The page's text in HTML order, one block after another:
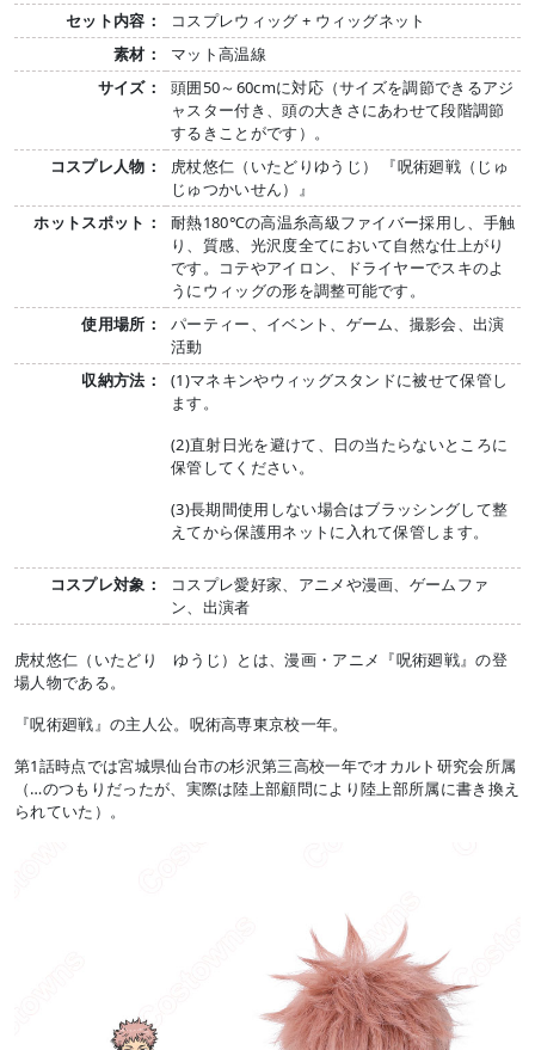
セット内容：
コスプレウィッグ + ウィッグネット
素材：
マット高温線
サイズ：
頭囲50～60cmに対応（サイズを調節できるアジ
ャスター付き、頭の大きさにあわせて段階調節
するきことがです）。
コスプレ人物：
虎杖悠仁（いたどりゆうじ） 『呪術廻戦（じゅ
じゅつかいせん）』
ホットスポット：
耐熱180℃の高温糸高級ファイバー採用し、手触
り、質感、光沢度全てにおいて自然な仕上がり
です。コテやアイロン、ドライヤーでスキのよ
うにウィッグの形を調整可能です。
使用場所：
パーティー、イベント、ゲーム、撮影会、出演
活動
収納方法：
(1)マネキンやウィッグスタンドに被せて保管し
ます。
(2)直射日光を避けて、日の当たらないところに
保管してください。
(3)長期間使用しない場合はブラッシングして整
えてから保護用ネットに入れて保管します。
コスプレ対象：
コスプレ愛好家、アニメや漫画、ゲームファ
ン、出演者
虎杖悠仁（いたどり ゆうじ）とは、漫画・アニメ『呪術廻戦』の登
場人物である。
『呪術廻戦』の主人公。呪術高専東京校一年。
第1話時点では宮城県仙台市の杉沢第三高校一年でオカルト研究会所属
（…のつもりだったが、実際は陸上部顧問により陸上部所属に書き換え
られていた）。